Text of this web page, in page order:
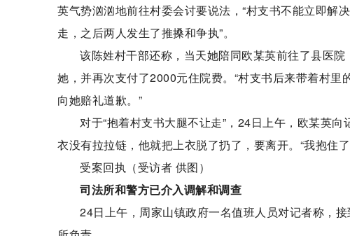
英气势汹汹地前往村委会讨要说法，“村支书不能立即解
走，之后两人发生了推搡和争执”。
该陈姓村干部还称，当天她陪同欧某英前往了县医
她，并再次支付了2000元住院费。“村支书后来带着村
向她赔礼道歉。”
对于“抱着村支书大腿不让走”，24日上午，欧某英
衣没有拉拉链，他就把上衣脱了扔了，要离开。“我抱住
受案回执（受访者 供图）
司法所和警方已介入调解和调查
24日上午，周家山镇政府一名值班人员对记者称，